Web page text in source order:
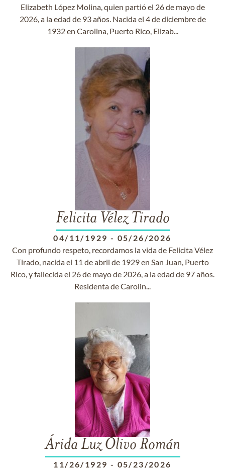
Elizabeth López Molina, quien partió el 26 de mayo de
2026, a la edad de 93 años. Nacida el 4 de diciembre de
1932 en Carolina, Puerto Rico, Elizab...
Felicita Vélez Tirado
04/11/1929 - 05/26/2026
Con profundo respeto, recordamos la vida de Felicita Vélez
Tirado, nacida el 11 de abril de 1929 en San Juan, Puerto
Rico, y fallecida el 26 de mayo de 2026, a la edad de 97 años.
Residenta de Carolin...
Árida Luz Olivo Román
11/26/1929 - 05/23/2026